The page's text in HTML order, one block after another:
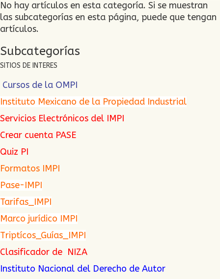
No hay artículos en esta categoría. Si se muestran
las subcategorías en esta página, puede que tengan
artículos.
Subcategorías
SITIOS DE INTERES
Cursos de la OMPI
Instituto Mexicano de la Propiedad Industrial
Servicios Electrónicos del IMPI
Crear cuenta PASE
Quiz PI
Formatos IMPI
Pase-IMPI
Tarifas_IMPI
Marco jurídico IMPI
Triptícos_Guías_IMPI
Clasificador de NIZA
Instituto Nacional del Derecho de Autor